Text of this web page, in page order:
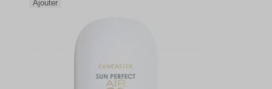
Ajouter